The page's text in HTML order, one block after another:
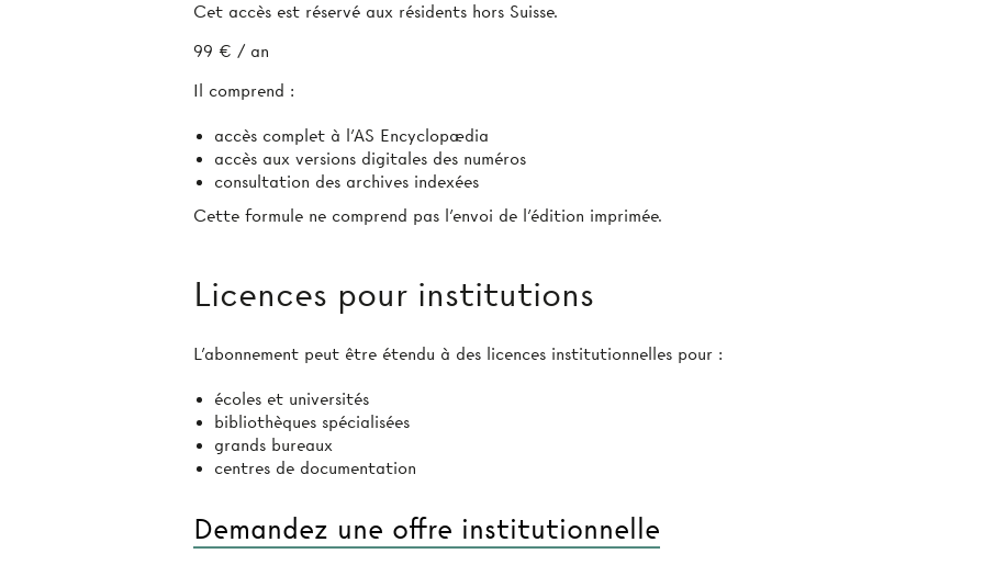
Cet accès est réservé aux résidents hors Suisse.
99 € / an
Il comprend :
accès complet à l’AS Encyclopædia
accès aux versions digitales des numéros
consultation des archives indexées
Cette formule ne comprend pas l’envoi de l'édition imprimée.
Licences pour institutions
L’abonnement peut être étendu à des licences institutionnelles pour :
écoles et universités
bibliothèques spécialisées
grands bureaux
centres de documentation
Demandez une offre institutionnelle